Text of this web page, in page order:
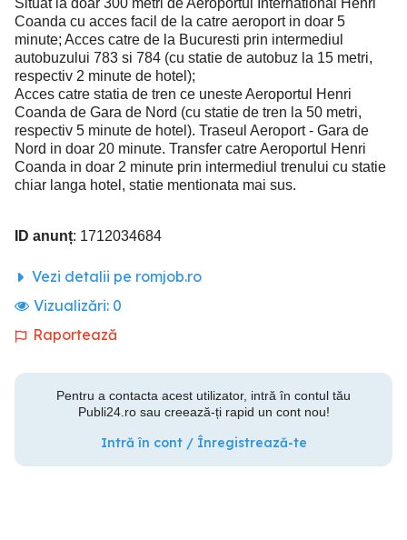
Situat la doar 300 metri de Aeroportul International Henri
Coanda cu acces facil de la catre aeroport in doar 5
minute; Acces catre de la Bucuresti prin intermediul
autobuzului 783 si 784 (cu statie de autobuz la 15 metri,
respectiv 2 minute de hotel);
Acces catre statia de tren ce uneste Aeroportul Henri
Coanda de Gara de Nord (cu statie de tren la 50 metri,
respectiv 5 minute de hotel). Traseul Aeroport - Gara de
Nord in doar 20 minute. Transfer catre Aeroportul Henri
Coanda in doar 2 minute prin intermediul trenului cu statie
chiar langa hotel, statie mentionata mai sus.
ID anunț: 1712034684
Vezi detalii pe romjob.ro
Vizualizări: 0
Raportează
Pentru a contacta acest utilizator, intră în contul tău
Publi24.ro sau creează-ți rapid un cont nou!
Intră în cont / Înregistrează-te